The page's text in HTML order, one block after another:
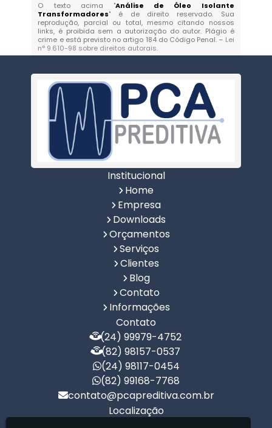
O texto acima "Análise de Óleo Isolante
Transformadores" é de direito reservado. Sua
reprodução, parcial ou total, mesmo citando nossos
links, é proibida sem a autorização do autor. Plágio é
crime e está previsto no artigo 184 do Código Penal. – Lei
n° 9.610-98 sobre direitos autorais.
Institucional
Home
Empresa
Downloads
Orçamentos
Serviços
Clientes
Blog
Contato
Informações
Contato
(24) 99979-4752
(82) 98157-0537
(24) 98117-0454
(82) 99168-7768
contato@pcapreditiva.com.br
Localização